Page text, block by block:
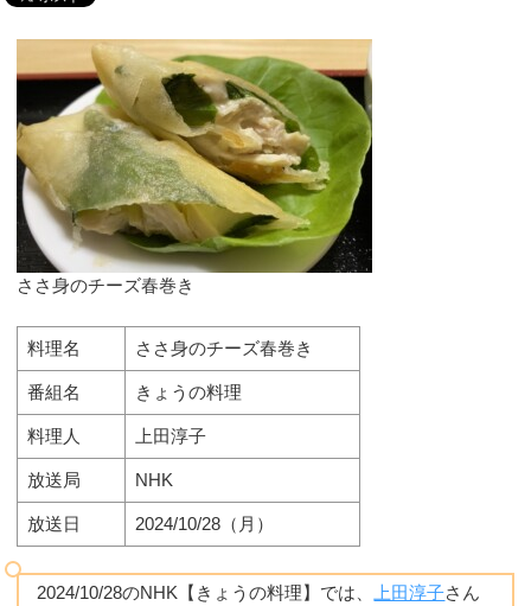
ささ身のチーズ春巻き
料理名 ささ身のチーズ春巻き
番組名 きょうの料理
料理人 上田淳子
放送局 NHK
放送日 2024/10/28（月）
2024/10/28のNHK【きょうの料理】では、 上田淳子さん